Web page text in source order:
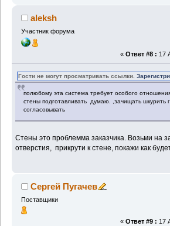
aleksh
Участник форума
« Ответ #8 : 17
Гости не могут просматривать ссылки.
полюбому эта система требует особого
стены подготавливать думаю. ,зачищать шкурить
согласовывать
Стены это проблемма заказчика. Возьми на
отверстия, прикрути к стене, покажи как
Сергей Пугачев
Поставщики
« Ответ #9 : 17